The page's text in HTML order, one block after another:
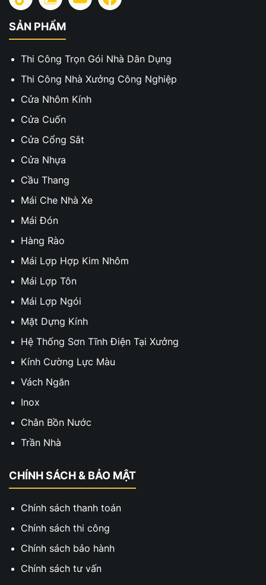
SẢN PHẨM
Thi Công Trọn Gói Nhà Dân Dụng
Thi Công Nhà Xưởng Công Nghiệp
Cửa Nhôm Kính
Cửa Cuốn
Cửa Cổng Sắt
Cửa Nhựa
Cầu Thang
Mái Che Nhà Xe
Mái Đón
Hàng Rào
Mái Lợp Hợp Kim Nhôm
Mái Lợp Tôn
Mái Lợp Ngói
Mặt Dựng Kính
Hệ Thống Sơn Tĩnh Điện Tại Xưởng
Kính Cường Lực Màu
Vách Ngăn
Inox
Chân Bồn Nước
Trần Nhà
CHÍNH SÁCH & BẢO MẬT
Chính sách thanh toán
Chính sách thi công
Chính sách bảo hành
Chính sách tư vấn